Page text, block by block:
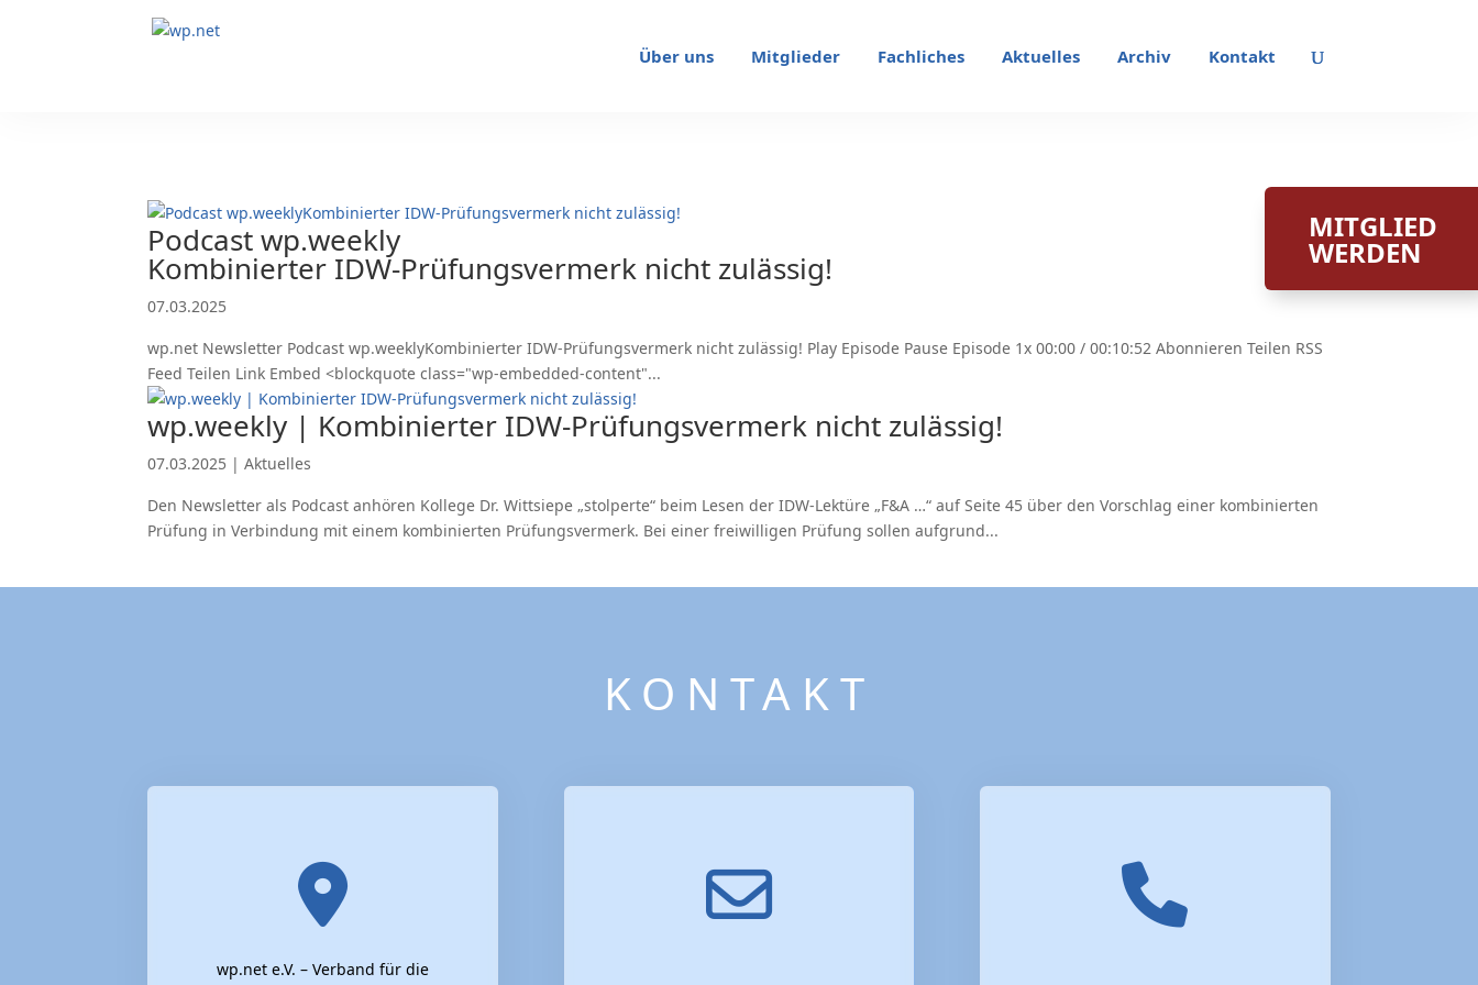
Über uns Mitglieder Fachliches Aktuelles Archiv Kontakt
Podcast wp.weekly
Kombinierter IDW-Prüfungsvermerk nicht zulässig!
07.03.2025
wp.net Newsletter Podcast wp.weeklyKombinierter IDW-Prüfungsvermerk nicht zulässig! Play Episode Pause Episode 1x 00:00 / 00:10:52 Abonnieren Teilen RSS
Feed Teilen Link Embed <blockquote class="wp-embedded-content"...
wp.weekly | Kombinierter IDW-Prüfungsvermerk nicht zulässig!
07.03.2025 |Aktuelles
Den Newsletter als Podcast anhören Kollege Dr. Wittsiepe „stolperte“ beim Lesen der IDW-Lektüre „F&A …“ auf Seite 45 über den Vorschlag einer kombinierten
Prüfung in Verbindung mit einem kombinierten Prüfungsvermerk. Bei einer freiwilligen Prüfung sollen aufgrund...
KONTAKT
wp.net e.V. – Verband für die
MITGLIED
WERDEN